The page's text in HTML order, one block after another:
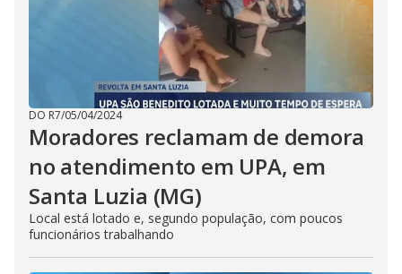
DO R7/05/04/2024
Moradores reclamam de demora
no atendimento em UPA, em
Santa Luzia (MG)
Local está lotado e, segundo população, com poucos
funcionários trabalhando